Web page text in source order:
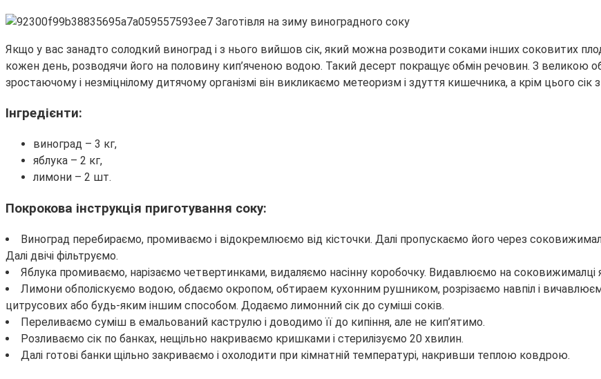
Якщо у вас занадто солодкий виноград і з нього вийшов сік, який можна розводити соками інших соковитих
кожен день, розводячи його на половину кип’яченою водою. Такий десерт покращує обмін речовин. З великою
зростаючому і незміцнілому дитячому організмі він викликаємо метеоризм і здуття кишечника, а крім цього
Інгредієнти:
виноград – 3 кг,
яблука – 2 кг,
лимони – 2 шт.
Покрокова інструкція приготування соку:
Виноград перебираємо, промиваємо і відокремлюємо від кісточки. Далі пропускаємо його через
Далі двічі фільтруємо.
Яблука промиваємо, нарізаємо четвертинками, видаляємо насінну коробочку. Видавлюємо на соковижималці
Лимони обполіскуємо водою, обдаємо окропом, обтираем кухонним рушником, розрізаємо навпіл і
цитрусових або будь-яким іншим способом. Додаємо лимонний сік до суміші соків.
Переливаємо суміш в емальований каструлю і доводимо її до кипіння, але не кип’ятимо.
Розливаємо сік по банках, нещільно накриваємо кришками і стерилізуємо 20 хвилин.
Далі готові банки щільно закриваємо і охолодити при кімнатній температурі, накривши теплою ковдрою.